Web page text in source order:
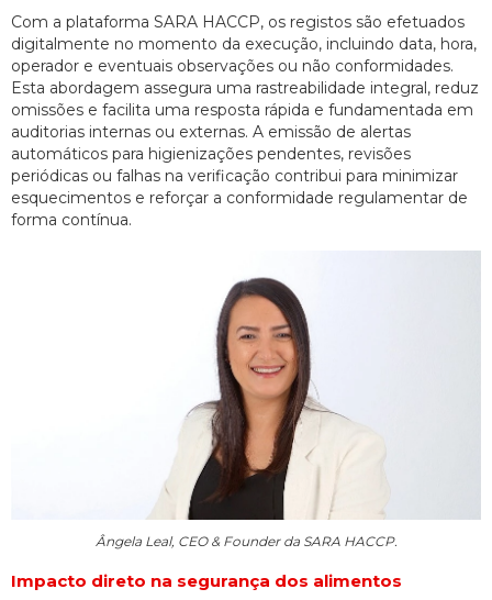
Com a plataforma SARA HACCP, os registos são efetuados
digitalmente no momento da execução, incluindo data, hora,
operador e eventuais observações ou não conformidades.
Esta abordagem assegura uma rastreabilidade integral, reduz
omissões e facilita uma resposta rápida e fundamentada em
auditorias internas ou externas. A emissão de alertas
automáticos para higienizações pendentes, revisões
periódicas ou falhas na verificação contribui para minimizar
esquecimentos e reforçar a conformidade regulamentar de
forma contínua.
Ângela Leal, CEO & Founder da SARA HACCP.
Impacto direto na segurança dos alimentos